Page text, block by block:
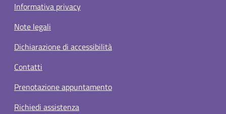
Informativa privacy
Note legali
Dichiarazione di accessibilità
Contatti
Prenotazione appuntamento
Richiedi assistenza